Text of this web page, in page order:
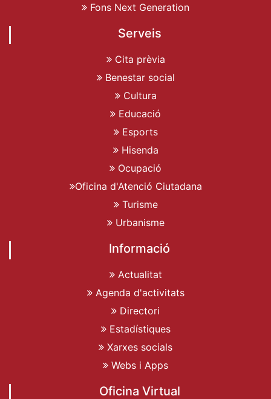
Fons Next Generation
Serveis
Cita prèvia
Benestar social
Cultura
Educació
Esports
Hisenda
Ocupació
Oficina d'Atenció Ciutadana
Turisme
Urbanisme
Informació
Actualitat
Agenda d'activitats
Directori
Estadístiques
Xarxes socials
Webs i Apps
Oficina Virtual